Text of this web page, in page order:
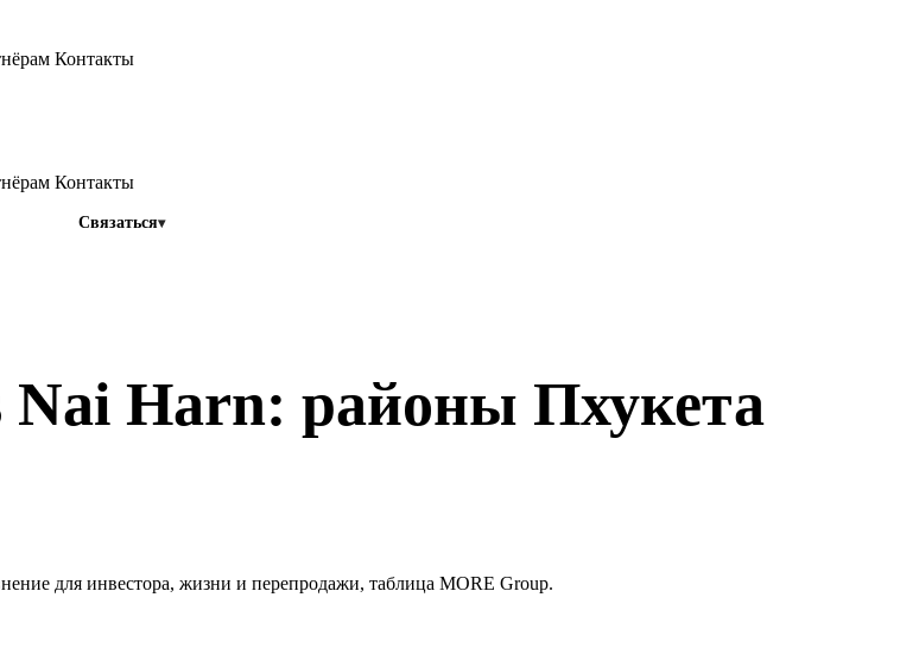
Контакты
Контакты
Связаться
Nai Harn: районы Пхукета
для инвестора, жизни и перепродажи, таблица MORE Group.